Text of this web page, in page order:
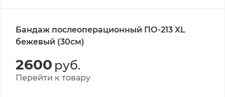
Бандаж послеоперационный ПО-213 XL
бежевый (30см)
2600 руб.
Перейти к товару